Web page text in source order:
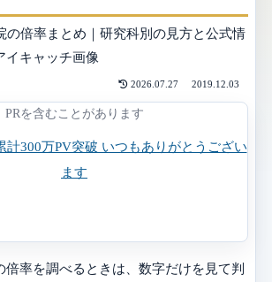
2026.07.27 2019.12.03
を含むことがあります
倍率を調べるときは、数字だけを見て判